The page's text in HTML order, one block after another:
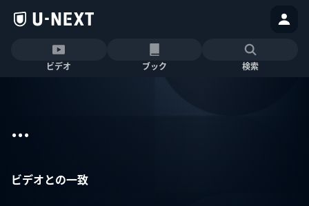
ビデオ ブック 検索
...
ビデオとの一致